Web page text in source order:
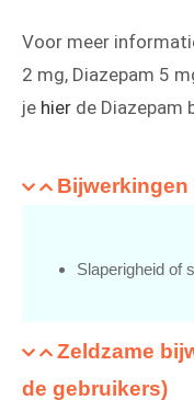
Voor meer
2 mg, Diazepam 5
je hier de Diazepam
Bijwerkingen
Slaperigheid of
Zeldzame
de gebruikers)